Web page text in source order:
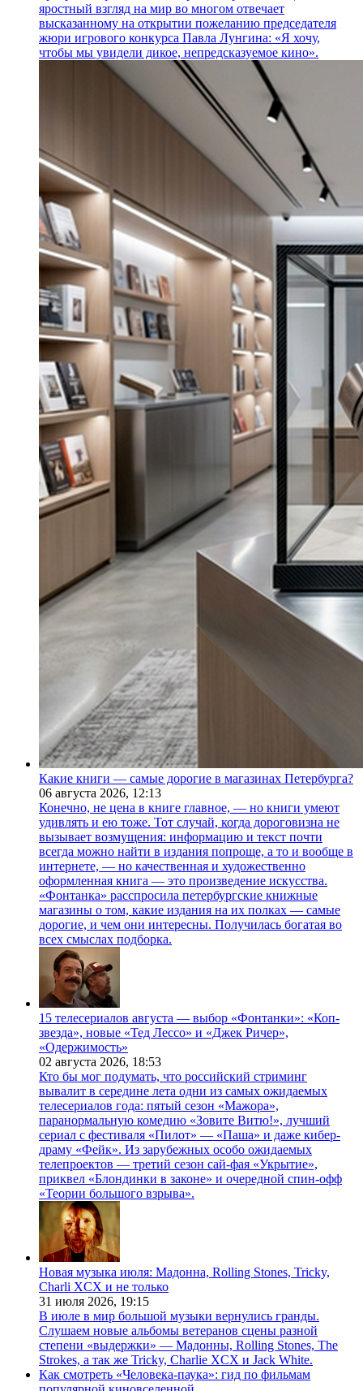
яростный взгляд на мир во многом отвечает
высказанному на открытии пожеланию председателя
жюри игрового конкурса Павла Лунгина: «Я хочу,
чтобы мы увидели дикое, непредсказуемое кино».
Какие книги — самые дорогие в магазинах Петербурга?
06 августа 2026, 12:13
Конечно, не цена в книге главное, — но книги умеют
удивлять и ею тоже. Тот случай, когда дороговизна не
вызывает возмущения: информацию и текст почти
всегда можно найти в издания попроще, а то и вообще в
интернете, — но качественная и художественно
оформленная книга — это произведение искусства.
«Фонтанка» расспросила петербургские книжные
магазины о том, какие издания на их полках — самые
дорогие, и чем они интересны. Получилась богатая во
всех смыслах подборка.
15 телесериалов августа — выбор «Фонтанки»: «Коп-
звезда», новые «Тед Лессо» и «Джек Ричер»,
«Одержимость»
02 августа 2026, 18:53
Кто бы мог подумать, что российский стриминг
вывалит в середине лета одни из самых ожидаемых
телесериалов года: пятый сезон «Мажора»,
паранормальную комедию «Зовите Витю!», лучший
сериал с фестиваля «Пилот» — «Паша» и даже кибер-
драму «Фейк». Из зарубежных особо ожидаемых
телепроектов — третий сезон сай-фая «Укрытие»,
приквел «Блондинки в законе» и очередной спин-офф
«Теории большого взрыва».
Новая музыка июля: Мадонна, Rolling Stones, Tricky,
Charli XCX и не только
31 июля 2026, 19:15
В июле в мир большой музыки вернулись гранды.
Слушаем новые альбомы ветеранов сцены разной
степени «выдержки» — Мадонны, Rolling Stones, The
Strokes, а так же Tricky, Charlie XCX и Jack White.
Как смотреть «Человека-паука»: гид по фильмам